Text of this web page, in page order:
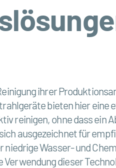
ihrer
bieten hier eine
reinigen, ohne dass ein
ausgezeichnet für
Wasser- und
dieser